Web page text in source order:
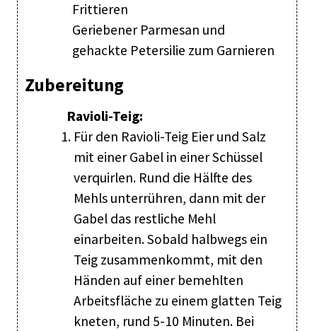
Frittieren
Geriebener Parmesan und
gehackte Petersilie zum Garnieren
Zubereitung
Ravioli-Teig:
Für den Ravioli-Teig Eier und Salz
mit einer Gabel in einer Schüssel
verquirlen. Rund die Hälfte des
Mehls unterrühren, dann mit der
Gabel das restliche Mehl
einarbeiten. Sobald halbwegs ein
Teig zusammenkommt, mit den
Händen auf einer bemehlten
Arbeitsfläche zu einem glatten Teig
kneten, rund 5-10 Minuten. Bei